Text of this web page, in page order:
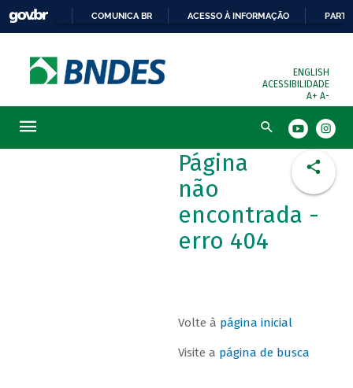
COMUNICA BR ACESSO À INFORMAÇÃO
ENGLISH
ACESSIBILIDADE
A+ A-
Busca
Página
não
encontrada -
erro 404
Volte à página inicial
Visite a página de busca